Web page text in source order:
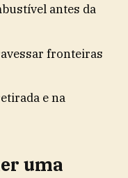
antes da
fronteiras
e na
uma